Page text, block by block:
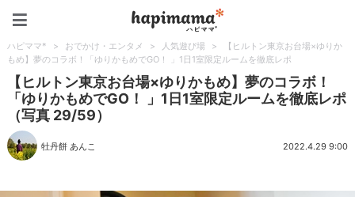
ハピママ* > おでかけ・エンタメ > 人気遊び場 >
【ヒルトン東京お台場×ゆりか
もめ】夢のコラボ！「ゆりかもめでGO！ 」1日1室限定ルームを徹底レポ
【ヒルトン東京お台場×ゆりかもめ】夢のコラボ！
「ゆりかもめでGO！ 」1日1室限定ルームを徹底レポ
（写真 29/59）
牡丹餅 あんこ 2022.4.29 9:00